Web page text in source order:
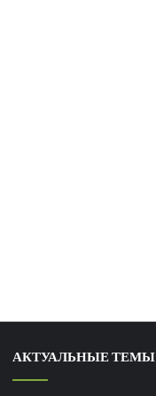
АКТУАЛЬНЫЕ ТЕМЫ